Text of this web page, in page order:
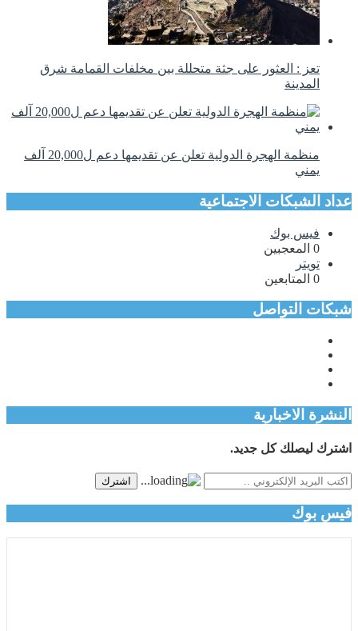
تعز : العثور على جثة متحللة بين مخلفات القمامة شرق
المدينة
منظمة الهجرة الدولية تعلن عن تقديمها دعم ل20,000 آلف
يمني
عداد الشبكات الاجتماعية
فيس بوك
0 المعجبين
تويتر
0 المتابعين
شبكات التواصل
النشرة الاخبارية
اشترك ليصلك كل جديد.
اشترك
فيس بوك